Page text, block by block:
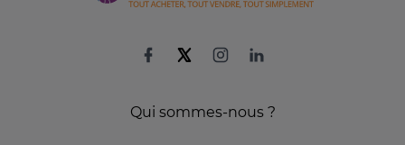
Qui sommes-nous ?